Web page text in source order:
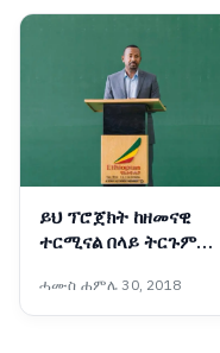
ይህ ፕሮጀክት ከዘመናዊ
ተርሚናል በላይ ትርጉም
ዐቢይ አሕመድ (ዶ/ር)
ሓሙስ ሐምሌ 30, 2018